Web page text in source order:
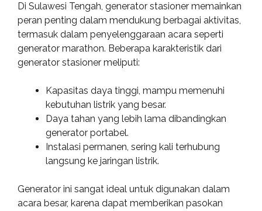
Di Sulawesi Tengah, generator stasioner memainkan
peran penting dalam mendukung berbagai aktivitas,
termasuk dalam penyelenggaraan acara seperti
generator marathon. Beberapa karakteristik dari
generator stasioner meliputi:
Kapasitas daya tinggi, mampu memenuhi
kebutuhan listrik yang besar.
Daya tahan yang lebih lama dibandingkan
generator portabel.
Instalasi permanen, sering kali terhubung
langsung ke jaringan listrik.
Generator ini sangat ideal untuk digunakan dalam
acara besar, karena dapat memberikan pasokan